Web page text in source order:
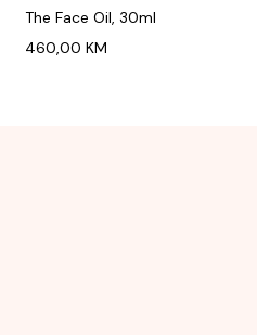
The Face Oil, 30ml
460,00 KM